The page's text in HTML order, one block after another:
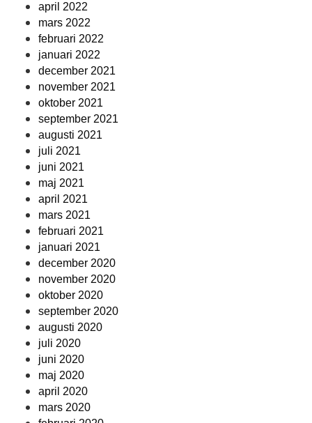
april 2022
mars 2022
februari 2022
januari 2022
december 2021
november 2021
oktober 2021
september 2021
augusti 2021
juli 2021
juni 2021
maj 2021
april 2021
mars 2021
februari 2021
januari 2021
december 2020
november 2020
oktober 2020
september 2020
augusti 2020
juli 2020
juni 2020
maj 2020
april 2020
mars 2020